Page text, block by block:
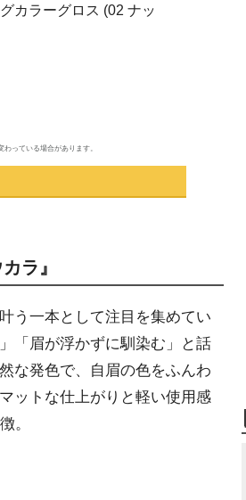
カラーグロス (02 ナッ
っている場合があります。
ラ』
う一本として注目を集めてい
「眉が浮かずに馴染む」と話
な発色で、自眉の色をふんわ
ットな仕上がりと軽い使用感
。